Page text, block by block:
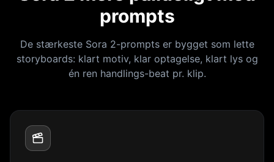
prompts
De stærkeste Sora 2-prompts er bygget som lette
storyboards: klart motiv, klar optagelse, klart lys og
én ren handlings-beat pr. klip.